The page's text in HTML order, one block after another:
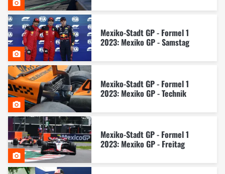
Mexiko-Stadt GP - Formel 1
2023: Mexiko GP - Samstag
Mexiko-Stadt GP - Formel 1
2023: Mexiko GP - Technik
Mexiko-Stadt GP - Formel 1
2023: Mexiko GP - Freitag